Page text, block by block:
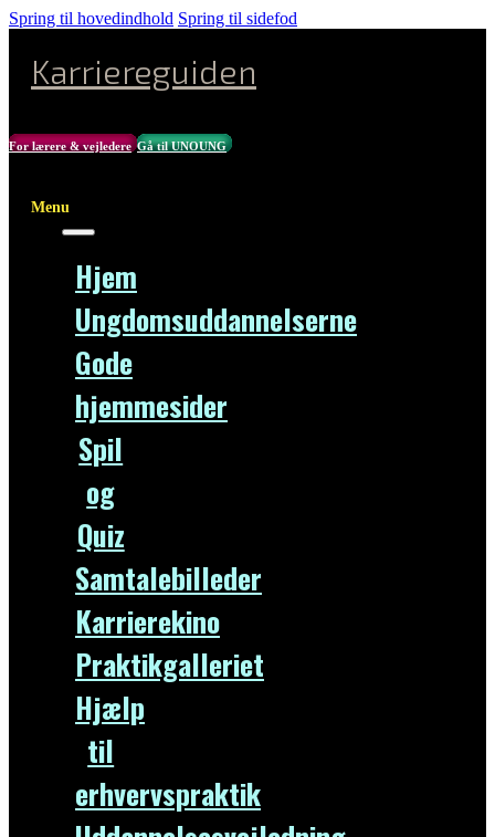
Spring til hovedindhold Spring til sidefod
Karriereguiden
For lærere & vejledere Gå til UNOUNG
Menu
Hjem
Ungdomsuddannelserne
Gode
hjemmesider
Spil
og
Quiz
Samtalebilleder
Karrierekino
Praktikgalleriet
Hjælp
til
erhvervspraktik